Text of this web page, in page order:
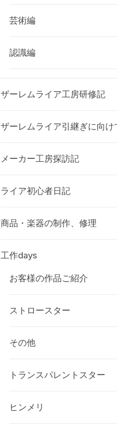
芸術編
認識編
ザーレムライア工房研修記
ザーレムライア引継ぎに向け
メーカー工房探訪記
ライア初心者日記
商品・楽器の制作、修理
工作days
お客様の作品ご紹介
ストロースター
その他
トランスパレントスター
ヒンメリ